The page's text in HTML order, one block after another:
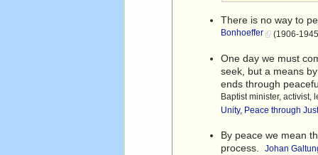
There is no way to
Bonhoeffer
(1906-
One day we must
seek, but a means
ends through
Baptist minister, activist,
Unity, Peace through
By peace we mean
process.
Johan